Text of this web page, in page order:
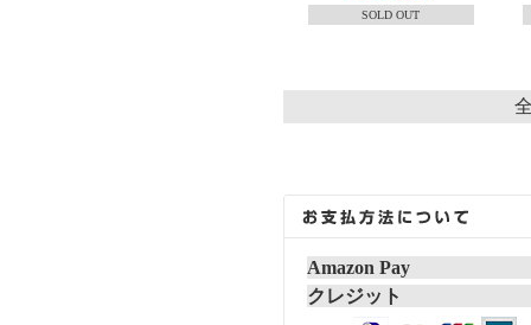
SOLD OUT
Amazon Pay
クレジット